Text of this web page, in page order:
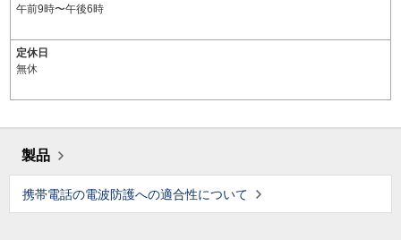
午前9時〜午後6時
定休日
無休
製品
携帯電話の電波防護への適合性について